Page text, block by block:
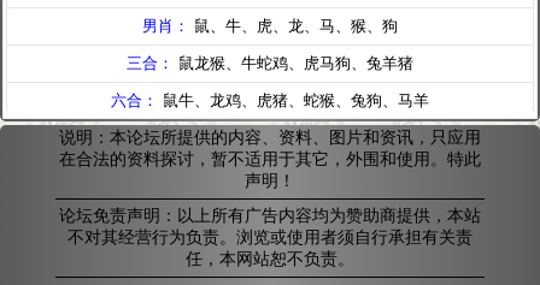
说明：本论坛所提供的内容、资料、图片和资讯，只应用
在合法的资料探讨，暂不适用于其它，外围和使用。特此
声明！
论坛免责声明：以上所有广告内容均为赞助商提供，本站
不对其经营行为负责。浏览或使用者须自行承担有关责
任，本网站恕不负责。